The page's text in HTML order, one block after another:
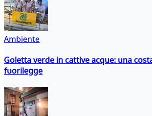
Ambiente
Goletta verde in cattive acque: una
fuorilegge